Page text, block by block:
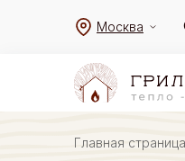
Москва
Главная страница